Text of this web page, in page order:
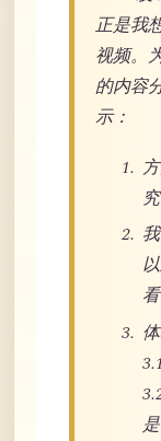
正是我
视频。
的内容
示：